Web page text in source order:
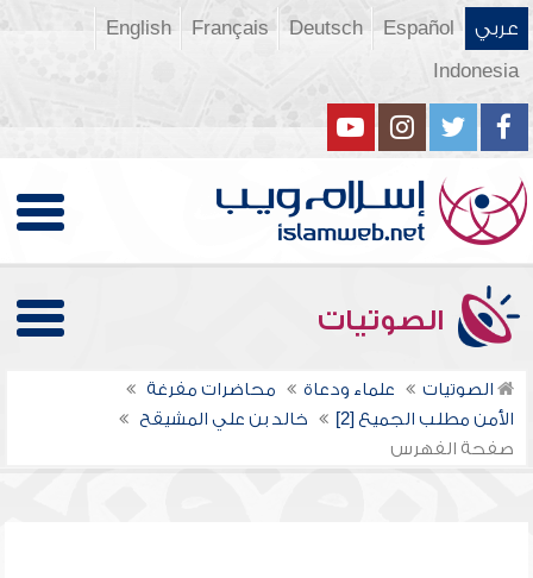
عربي Español
Deutsch
Français
English
Indonesia
الصوتيات
الصوتيات علماء ودعاة
محاضرات مفرغة
الأمن مطلب الجميع [2]
خالد بن علي المشيقح
صفحة الفهرس